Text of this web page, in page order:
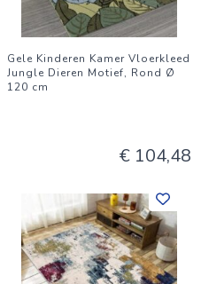
Gele Kinderen Kamer Vloerkleed
Jungle Dieren Motief, Rond Ø
120 cm
€ 104,48